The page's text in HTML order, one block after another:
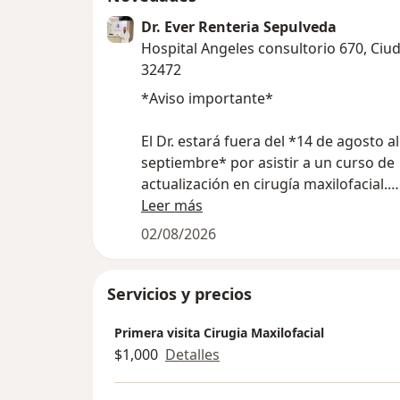
Dr. Ever Renteria Sepulveda
Hospital Angeles consultorio 670,
32472
*Aviso importante*
El Dr. estará fuera del *14 de agosto
septiembre* por asistir a un curso de
actualización en cirugía maxilofacial.
Si necesitas consulta, valoración,
espacios son limitados.
Escríbenos por WhatsApp para
horario o agenda por doctoralia.
Leer más
02/08/2026
Servicios y precios
Primera visita Cirugia Maxilofacial
$1,000 Detalles